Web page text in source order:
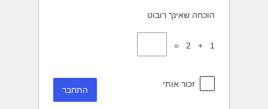
הוכחה שאינך רובוט
1 + 2 =
זכור אותי